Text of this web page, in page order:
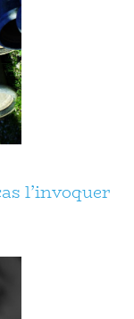
l’invoquer